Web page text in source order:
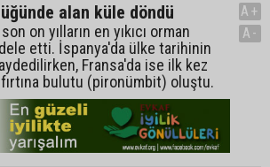
alan küle döndü
on yılların en yıkıcı orman
etti. İspanya'da ülke tarihinin
Fransa'da ise ilk kez
fırtına bulutu (pironümbit) oluştu.
A+
A-